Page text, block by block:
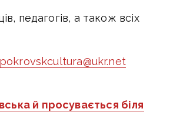
педагогів, а також всіх
pokrovskcultura@ukr.net
й просувається біля